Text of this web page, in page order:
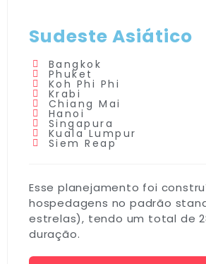
Sudeste Asiático
Bangkok
Phuket
Koh Phi Phi
Krabi
Chiang Mai
Hanoi
Singapura
Kuala Lumpur
Siem Reap
Esse planejamento foi
hospedagens no padrão
estrelas), tendo um total de
duração.